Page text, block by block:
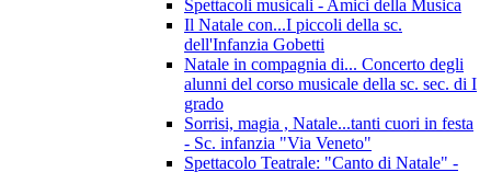
Spettacoli musicali - Amici della Musica
Il Natale con...I piccoli della sc.
dell'Infanzia Gobetti
Natale in compagnia di... Concerto degli
alunni del corso musicale della sc. sec. di I
grado
Sorrisi, magia , Natale...tanti cuori in festa
- Sc. infanzia "Via Veneto"
Spettacolo Teatrale: "Canto di Natale" -